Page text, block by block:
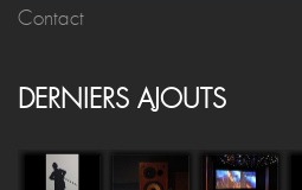
Contact
DERNIERS AJOUTS